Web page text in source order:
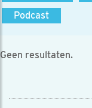
Podcast
Geen resultaten.